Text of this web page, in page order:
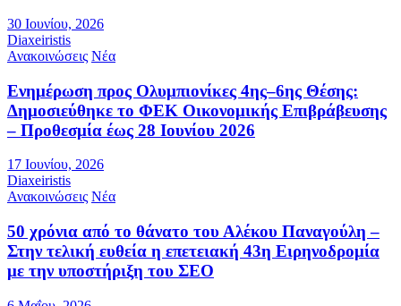
30 Ιουνίου, 2026
Diaxeiristis
Ανακοινώσεις Νέα
Ενημέρωση προς Ολυμπιονίκες 4ης–6ης Θέσης:
Δημοσιεύθηκε το ΦΕΚ Οικονομικής Επιβράβευσης
– Προθεσμία έως 28 Ιουνίου 2026
17 Ιουνίου, 2026
Diaxeiristis
Ανακοινώσεις Νέα
50 χρόνια από το θάνατο του Αλέκου Παναγούλη –
Στην τελική ευθεία η επετειακή 43η Ειρηνοδρομία
με την υποστήριξη του ΣΕΟ